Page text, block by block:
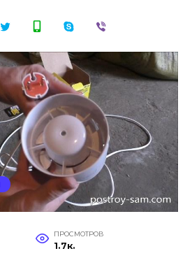
ПРОСМОТРОВ
1.7к.